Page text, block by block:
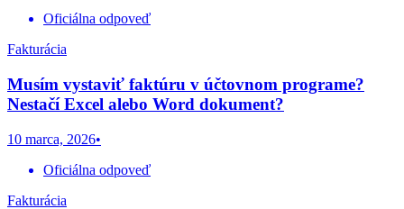
Oficiálna odpoveď
Fakturácia
Musím vystaviť faktúru v účtovnom programe?
Nestačí Excel alebo Word dokument?
10 marca, 2026•
Oficiálna odpoveď
Fakturácia